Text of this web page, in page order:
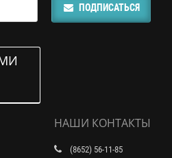
ПОДПИСАТЬСЯ
НАШИ КОНТАКТЫ
(8652) 56-11-85